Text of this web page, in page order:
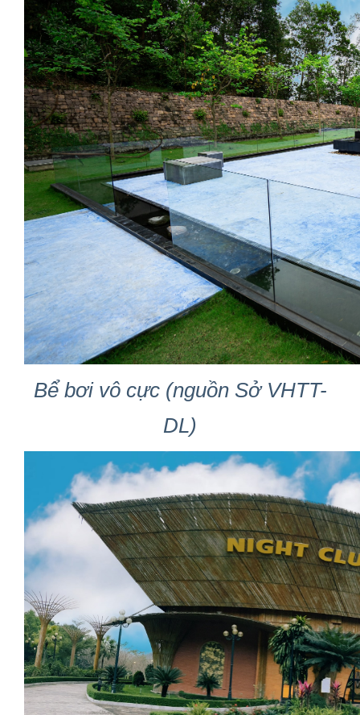
Bể bơi vô cực (nguồn Sở VHTT-
DL)